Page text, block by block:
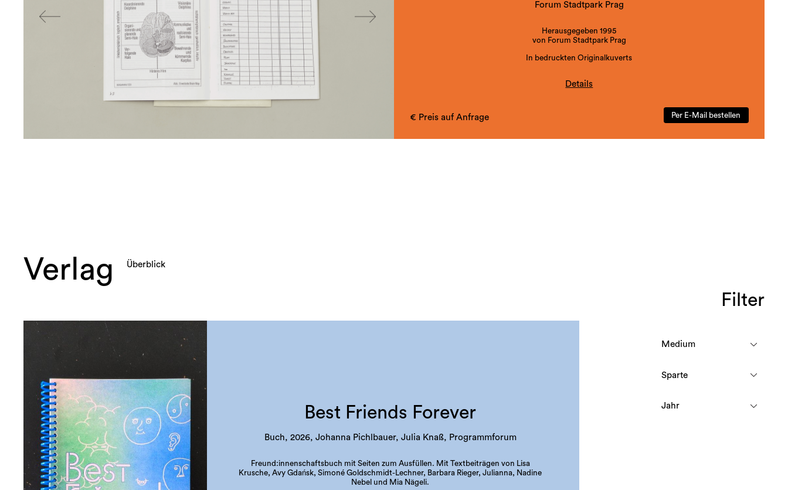
Forum Stadtpark Prag
Herausgegeben 1995
von Forum Stadtpark Prag
In bedruckten Originalkuverts
Details
Von Elisabeth Fiedler (nach einer Idee und in der Ausstattung von Jörg Schlick)
herausgegebene Serie, die die Ausstellungen der Prager Dependance, das Referat
Alles Erschienene: Kataloge von Clarence Anglin, Cosima von Bonin / Ulrich
€ Preis auf Anfrage Per E-Mail bestellen
Verlag Überblick
Best Friends Forever
Buch, 2026, Johanna Pichlbauer, Julia Knaß, Programmforum
Freund:innenschaftsbuch mit Seiten zum Ausfüllen. Mit Textbeiträgen von Lisa
Krusche, Avy Gdańsk, Simoné Goldschmidt-Lechner, Barbara Rieger, Julianna, Nadine
Nebel und Mia Nägeli.
Filter